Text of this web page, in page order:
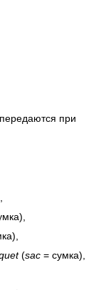
при
(sac = сумка),